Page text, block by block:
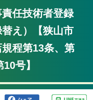
任技術者登録
え）【狭山市
程第13条、第
号】